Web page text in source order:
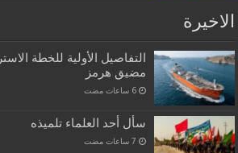
الاخيرة
التفاصيل الأولية للخطة
مضيق هرمز
‏6 ساعات مضت
سأل أحد العلماء تلميذه